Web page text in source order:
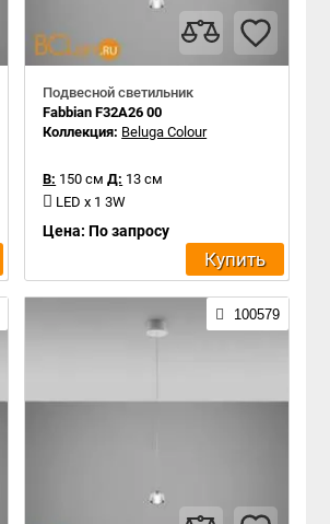
Подвесной светильник
Fabbian F32A26 00
Коллекция: Beluga Colour
В: 150 см Д: 13 см
LED x 1 3W
Цена: По запросу
Купить
100579